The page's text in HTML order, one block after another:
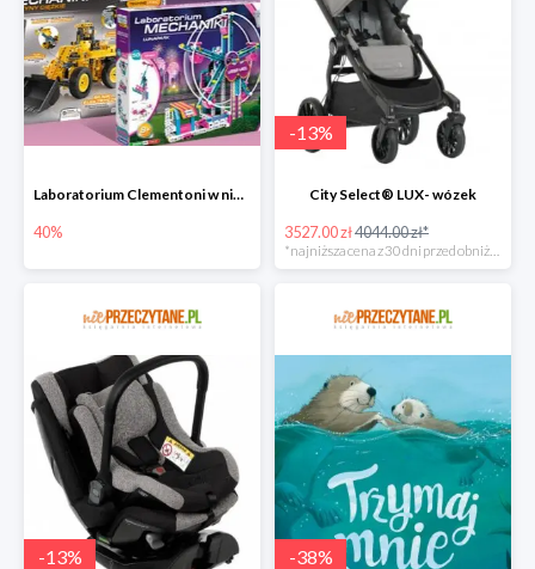
Laboratorium Clementoni w niePrzeczytane.pl do -40%
40%
-13%
City Select® LUX- wózek
3527.00 zł4044.00 zł*
*najniższa cena z 30 dni przed obniżką
-13% -38%